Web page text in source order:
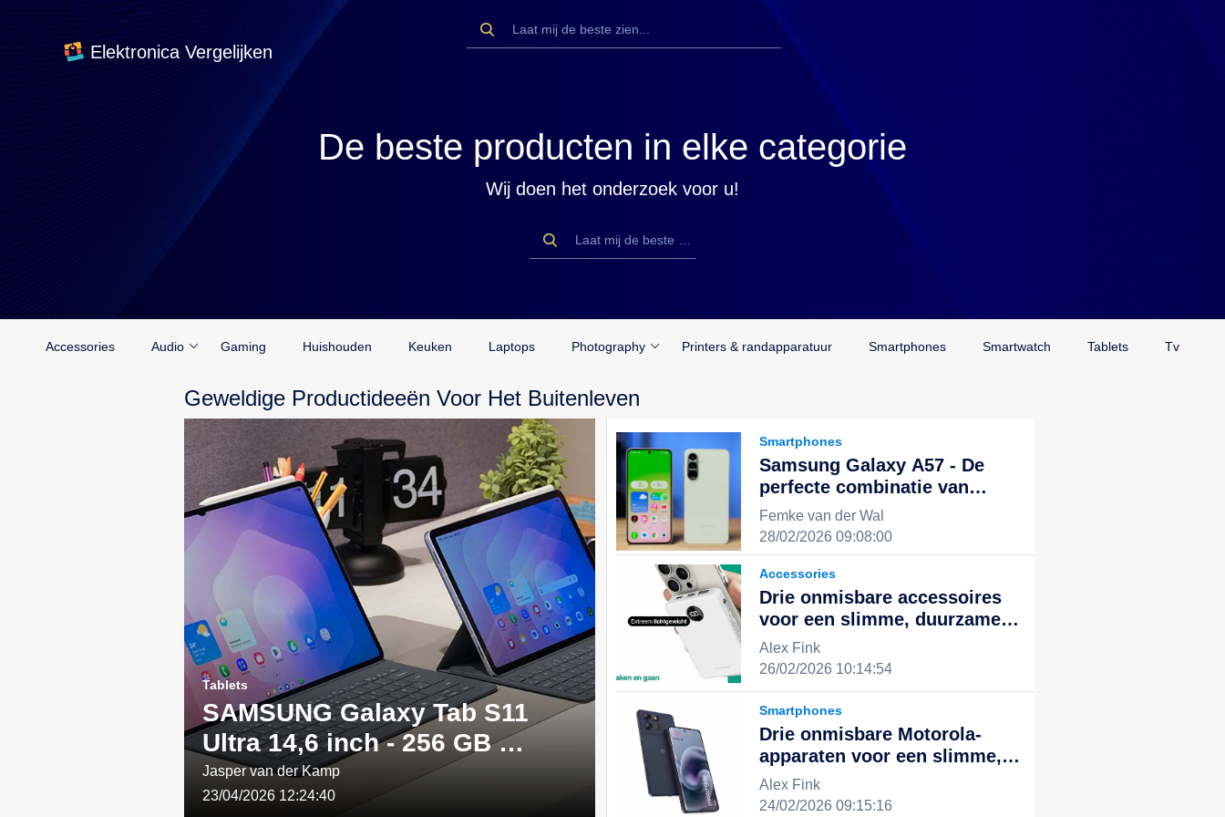
Elektronica Vergelijken
De beste producten in elke categorie
Wij doen het onderzoek voor u!
Accessories Audio Gaming Huishouden Keuken Laptops Photography Printers & randapparatuur Smartphones Smartwatch Tablets Tv
Geweldige Productideeën Voor Het Buitenleven
Tablets
SAMSUNG Galaxy Tab S11
Ultra 14,6 inch - 256 GB -
WIFI - Grijs: Een perfecte
combinatie van
Jasper van der Kamp
23/04/2026 12:24:40
Smartphones
Samsung Galaxy A57 - De
perfecte combinatie van
uitstekende prestaties en
stijlvol design, de nieuwe
keuze voor een slim leven
Femke van der Wal
28/02/2026 09:08:00
Accessories
Drie onmisbare accessoires
voor een slimme, duurzame
en geïntegreerde digitale
ervaring
Alex Fink
26/02/2026 10:14:54
Smartphones
Drie onmisbare Motorola-
apparaten voor een slimme,
efficiënte en duurzame
digitale ervaring
Alex Fink
24/02/2026 09:15:16